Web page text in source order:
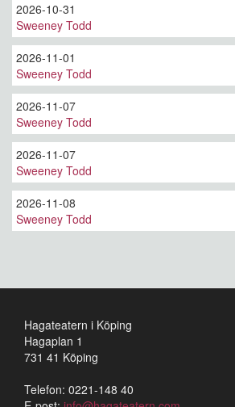
2026-10-31
Sweeney Todd
2026-11-01
Sweeney Todd
2026-11-07
Sweeney Todd
2026-11-07
Sweeney Todd
2026-11-08
Sweeney Todd
Hagateatern i Köping
Hagaplan 1
731 41 Köping
Telefon: 0221-148 40